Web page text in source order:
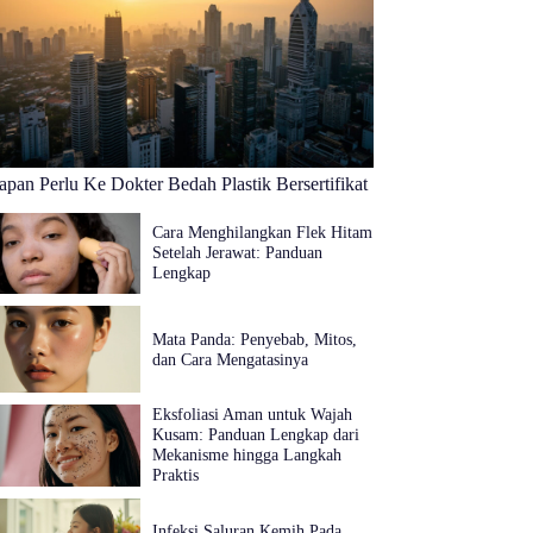
Perlu Ke Dokter Bedah Plastik Bersertifikat
Cara Menghilangkan Flek Hitam
Setelah Jerawat: Panduan
Lengkap
Mata Panda: Penyebab, Mitos,
dan Cara Mengatasinya
Eksfoliasi Aman untuk Wajah
Kusam: Panduan Lengkap dari
Mekanisme hingga Langkah
Praktis